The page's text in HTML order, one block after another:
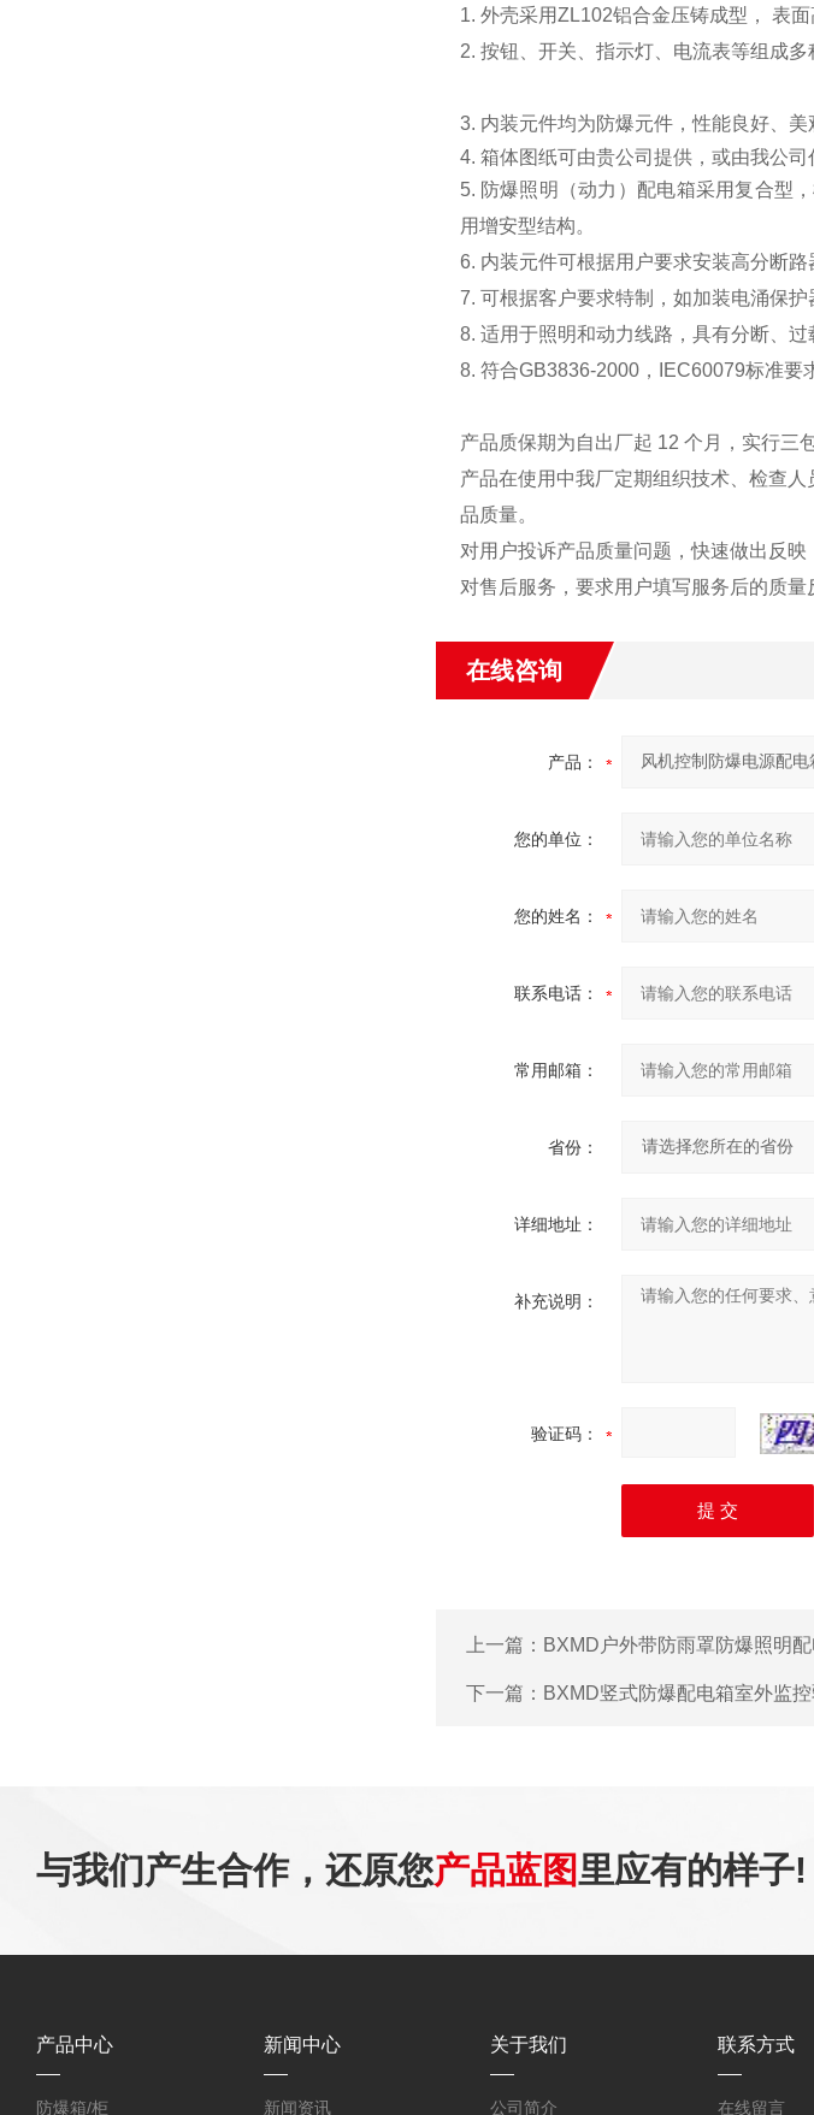
1. 外壳采用ZL102铝合金压铸成型， 表
2. 按钮、开关、指示灯、电流表等组成多
3. 内装元件均为防爆元件，性能良好、美
4. 箱体图纸可由贵公司提供，或由我
5. 防爆照明（动力）配电箱采用复合型
用增安型结构。
6. 内装元件可根据用户要求安装高分
7. 可根据客户要求特制，如加装电涌保
8. 适用于照明和动力线路，具有分断、
8. 符合GB3836-2000，IEC60079标准要
产品质保期为自出厂起 12 个月，实行三
产品在使用中我厂定期组织技术、检查
品质量。
对用户投诉产品质量问题，快速做出反映
对售后服务，要求用户填写服务后的质
在线咨询
产品：
您的单位：
您的姓名：
联系电话：
常用邮箱：
省份：
详细地址：
补充说明：
验证码：
上一篇： BXMD户外带防雨罩防爆照明
下一篇： BXMD竖式防爆配电箱室外监
与我们产生合作，还原您产品蓝图里应有的样子!
产品中心
防爆箱/柜
新闻中心
新闻资讯
关于我们
公司简介
联系方式
在线留言